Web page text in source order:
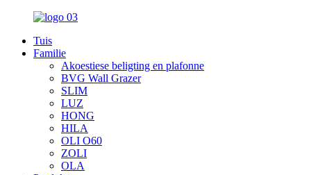
Tuis
Familie
Akoestiese beligting en plafonne
BVG Wall Grazer
SLIM
LUZ
HONG
HILA
OLI O60
ZOLI
OLA